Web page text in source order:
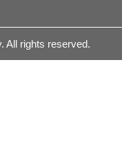
All rights reserved.